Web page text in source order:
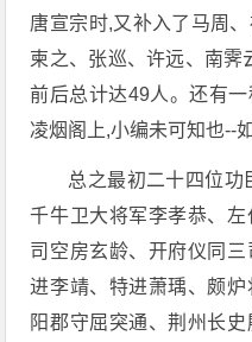
唐宣宗时,又补入了马周
柬之、张巡、许远、南霁
前后总计达49人。还有
凌烟阁上,小编未可知也--
总之最初二十四位功
千牛卫大将军李孝恭、左
司空房玄龄、开府仪同
进李靖、特进萧瑀、颇
阳郡守屈突通、荆州长史